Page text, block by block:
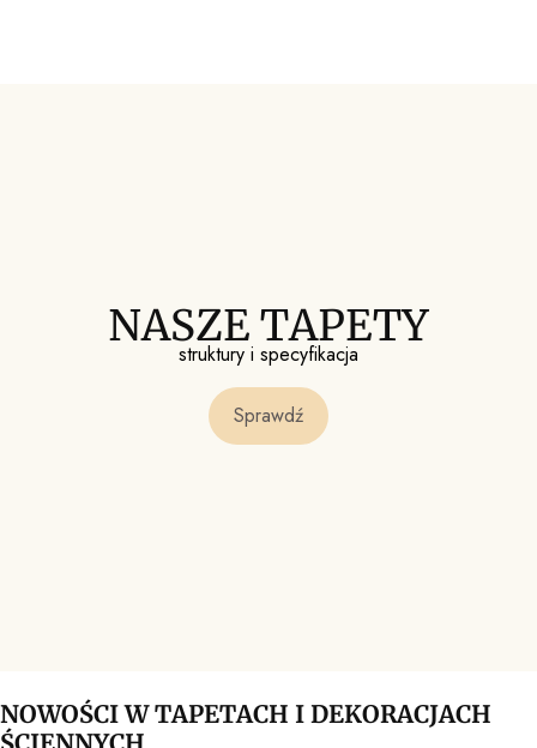
NASZE TAPETY
struktury i specyfikacja
Sprawdź
NOWOŚCI W TAPETACH I DEKORACJACH